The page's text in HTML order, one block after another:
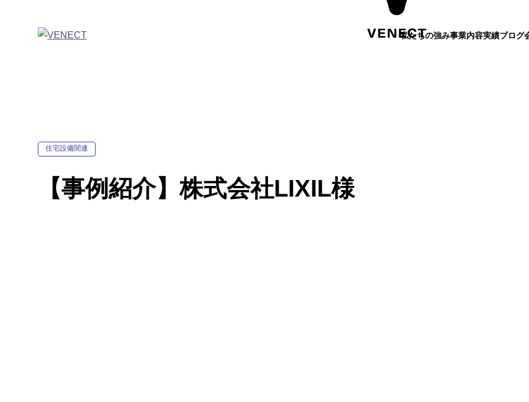
私たちの強み事業内容実績ブログ
住宅設備関連
【事例紹介】株式会社LIXIL様